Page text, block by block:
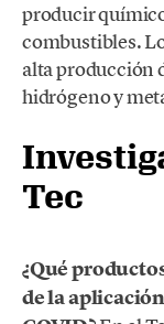
producir
combustibles.
alta producción
hidrógeno y
Tec
¿Qué
de la